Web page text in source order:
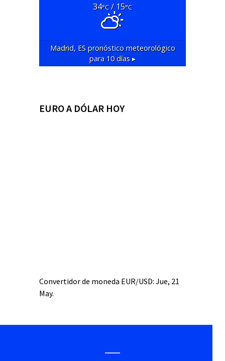
34°C/ 15°C
Madrid, ESpronóstico meteorológico
para 10 días ▸
EURO A DÓLAR HOY
Convertidor de moneda EUR/USD: Jue, 21
May.